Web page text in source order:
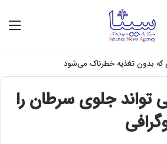
که بدون تغذیه خطرناک می‌شود
تواند جلوی سرطان را